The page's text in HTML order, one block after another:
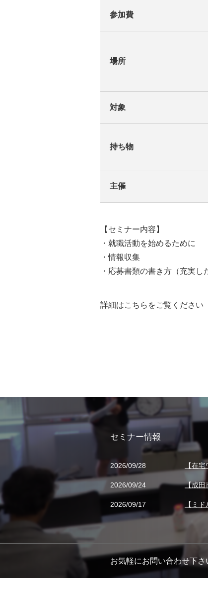
参加費
場所
対象
持ち物
主催
【セミナー内容】
・就職活動を始めるために
・情報収集
・応募書類の書き方（充実し
詳細はこちらをご覧くだ
セミナー情報
2026/09/28 【在
2026/09/24 【成田
2026/09/17 【ミ
お気軽にお問い合わせ下さ